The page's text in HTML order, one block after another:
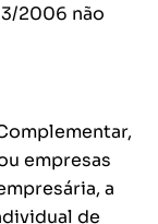
2006 não
empresas
a
de